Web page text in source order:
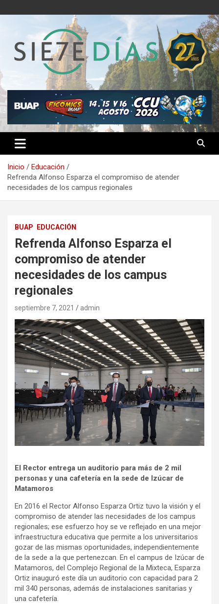
al
Semanario 7 Días
Inicio
Educación
Refrenda Alfonso Esparza el compromiso de atender
necesidades de los campus regionales
BUAP EDUCACIÓN
Refrenda Alfonso Esparza el
compromiso de atender
necesidades de los campus
regionales
septiembre 7, 2021 admin
El Rector entrega un auditorio para más de 2 mil
personas y una cafetería en la sede de Izúcar de
Matamoros
En 2016 el Rector Alfonso Esparza Ortiz tuvo la visión y el
compromiso de atender las necesidades de los campus
regionales; ese esfuerzo hoy se ve reflejado en una mejor
infraestructura educativa que permite a los universitarios
gozar de las mismas oportunidades, independientemente
de la sede a la que pertenezcan. En el campus de Izúcar de
Matamoros, del Complejo Regional de la Mixteca, Esparza
Ortiz inauguró este día un auditorio con capacidad para 2
mil 340 personas, además de instalaciones sanitarias y
una cafetería.